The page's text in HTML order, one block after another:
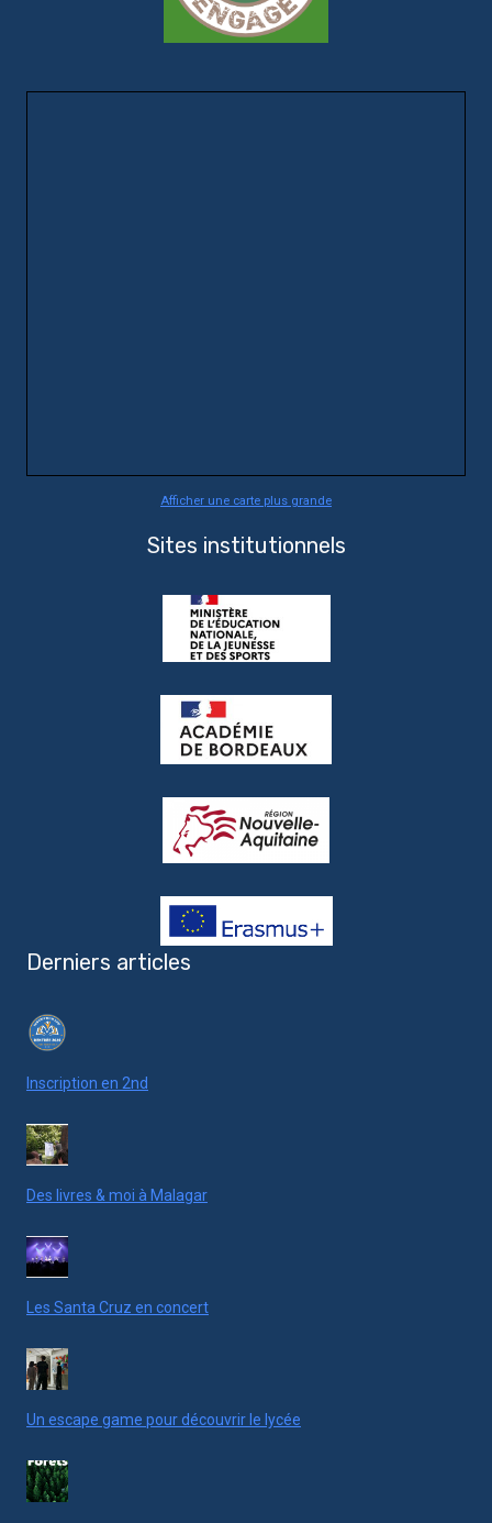
Afficher une carte plus grande
Sites institutionnels
Derniers articles
Inscription en 2nd
Des livres & moi à Malagar
Les Santa Cruz en concert
Un escape game pour découvrir le lycée